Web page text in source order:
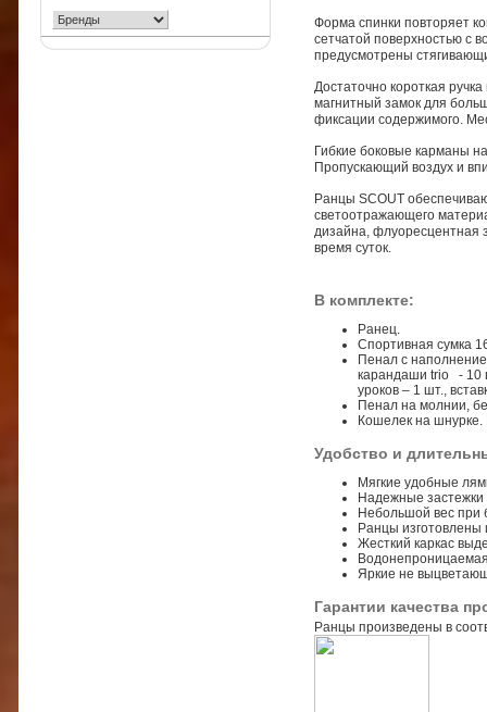
Форма спинки повторяет
сетчатой поверхностью с
предусмотрены
Достаточно короткая
магнитный замок для
фиксации содержимого.
Гибкие боковые карманы
Пропускающий воздух и
Ранцы SCOUT
светоотражающего
дизайна, флуоресцентная
время суток.
В комплекте:
Ранец.
Спортивная сумка
Пенал с
карандаши trio - 10
уроков – 1 шт.,
Пенал на молнии,
Кошелек на шнурке.
Удобство и
Мягкие удобные
Надежные застежки
Небольшой вес при
Ранцы изготовлены
Жесткий каркас
Яркие не
Гарантии качества
Ранцы произведены в